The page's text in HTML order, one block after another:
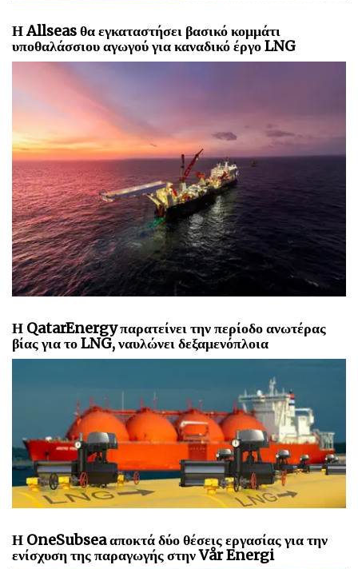
Η Allseas θα εγκαταστήσει βασικό κομμάτι
υποθαλάσσιου αγωγού για καναδικό έργο LNG
Η QatarEnergy παρατείνει την περίοδο ανωτέρας
βίας για το LNG, ναυλώνει δεξαμενόπλοια
Η OneSubsea αποκτά δύο θέσεις εργασίας για την
ενίσχυση της παραγωγής στην Vår Energi